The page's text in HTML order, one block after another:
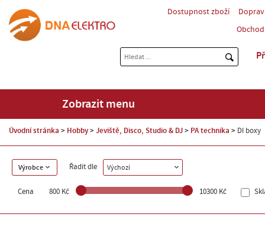
Dostupnost zboží
Zobrazit menu
Úvodní stránka Hobby Jeviště, Disco, Studio & DJ PA technika DI boxy
Výrobce Řadit dle Výchozí
Cena 800 Kč 10300 Kč